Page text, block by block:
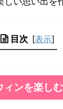
目次 [表示]
ィンを楽し